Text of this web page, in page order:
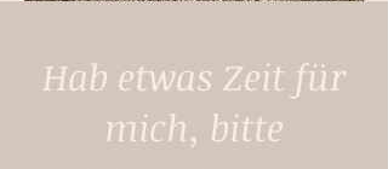
Hab etwas Zeit für
mich, bitte